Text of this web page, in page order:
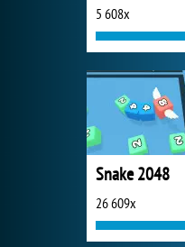
5 608x
Snake 2048
26 609x